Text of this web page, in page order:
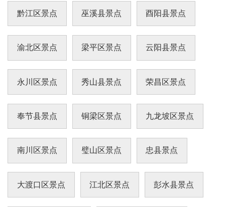
黔江区景点 巫溪县景点 酉阳县景点
渝北区景点 梁平区景点 云阳县景点
永川区景点 秀山县景点 荣昌区景点
奉节县景点 铜梁区景点 九龙坡区景点
南川区景点 璧山区景点 忠县景点
大渡口区景点 江北区景点 彭水县景点